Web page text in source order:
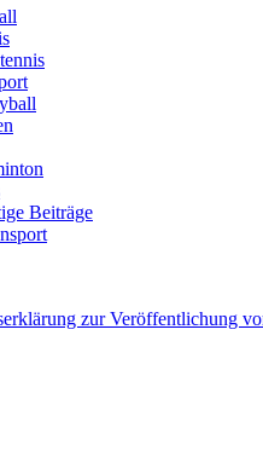
Beiträge
zur Veröffentlichung